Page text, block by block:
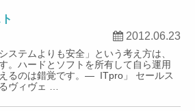
2012.06.23
ステムよりも安全」という考え方は、
。ハードとソフトを所有して自ら運用
るのは錯覚です。— ITpro」 セールス
ヴィヴェ …